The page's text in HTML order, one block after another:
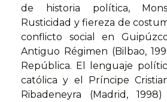
de historia política,
Rusticidad y fiereza de
conflicto social en
Antiguo Régimen (Bilbao,
República. El lenguaje
católica y el Príncipe
Ribadeneyra (Madrid,